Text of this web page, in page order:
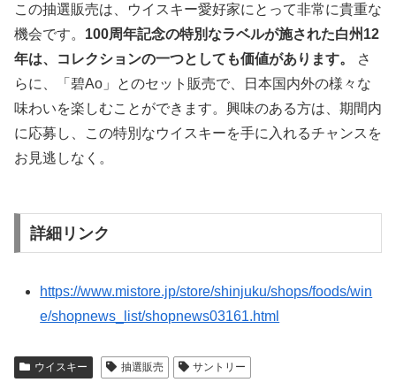
この抽選販売は、ウイスキー愛好家にとって非常に貴重な
機会です。 100周年記念の特別なラベルが施された白州12
年は、コレクションの一つとしても価値があります。
さ
らに、「碧Ao」とのセット販売で、日本国内外の様々な
味わいを楽しむことができます。興味のある方は、期間内
に応募し、この特別なウイスキーを手に入れるチャンスを
お見逃しなく。
詳細リンク
https://www.mistore.jp/store/shinjuku/shops/foods/win
e/shopnews_list/shopnews03161.html
ウイスキー 抽選販売 サントリー